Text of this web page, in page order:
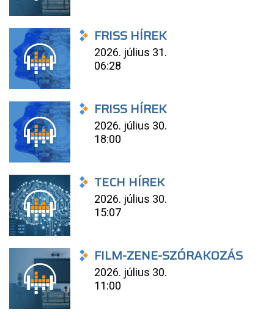
FRISS HÍREK
2026. július 31.
06:28
FRISS HÍREK
2026. július 30.
18:00
TECH HÍREK
2026. július 30.
15:07
FILM-ZENE-SZÓRAKOZÁS
2026. július 30.
11:00